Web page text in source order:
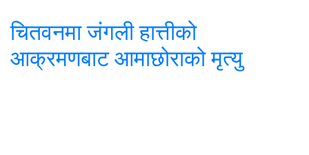
चितवनमा जंगली हात्तीको
आक्रमणबाट आमाछोराको मृत्यु